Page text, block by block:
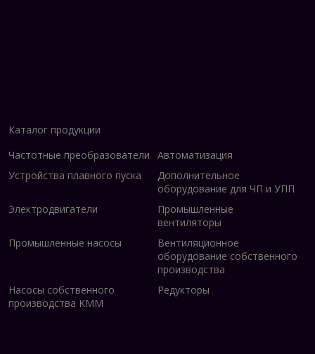
Каталог продукции
Частотные преобразователи
Автоматизация
Устройства плавного пуска
Дополнительное
оборудование для ЧП и УПП
Электродвигатели
Промышленные
вентиляторы
Промышленные насосы
Вентиляционное
оборудование собственного
производства
Насосы собственного
производства KMM
Редукторы